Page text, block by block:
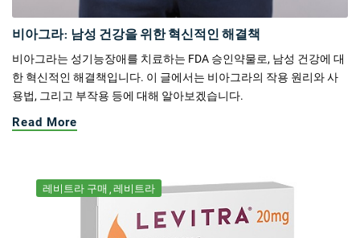
비아그라: 남성 건강을 위한 혁신적인 해결책
비아그라는 성기능장애를 치료하는 FDA 승인약물로, 남성 건강에 대
한 혁신적인 해결책입니다. 이 글에서는 비아그라의 작용 원리와 사
용법, 그리고 부작용 등에 대해 알아보겠습니다.
Read More
레비트라 구매 레비트라